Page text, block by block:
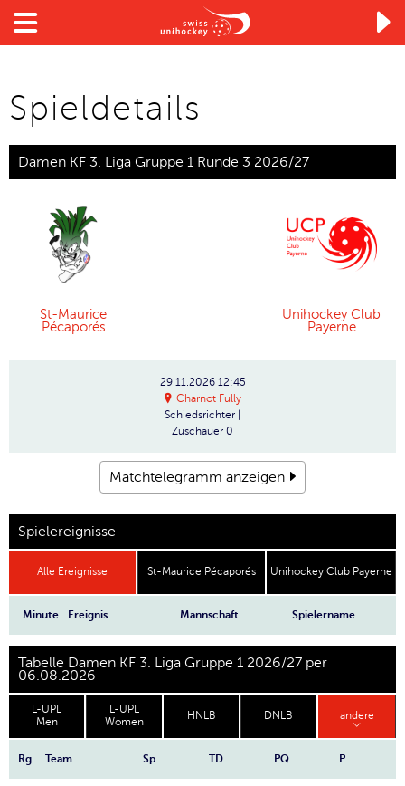

Spieldetails
Damen KF 3. Liga Gruppe 1 Runde 3 2026/27
St-Maurice
Pécaporés
Unihockey Club
Payerne
29.11.2026 12:45
Charnot Fully
Schiedsrichter
Zuschauer 0
Matchtelegramm anzeigen
Spielereignisse
Alle Ereignisse St-Maurice Pécaporés Unihockey Club Payerne
Minute Ereignis Mannschaft Spielername
Tabelle Damen KF 3. Liga Gruppe 1 2026/27 per
06.08.2026
L-UPL
Men
L-UPL
Women
HNLB DNLB andere
Rg. Team Sp TD PQ P